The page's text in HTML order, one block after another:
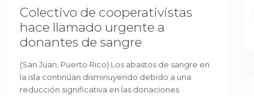
Colectivo de cooperativistas
hace llamado urgente a
donantes de sangre
(San Juan, Puerto Rico) Los abastos de sangre en
la isla continúan disminuyendo debido a una
reducción significativa en las donaciones